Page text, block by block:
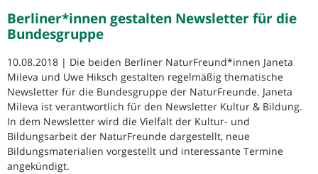
Berliner*innen gestalten Newsletter für die
Bundesgruppe
10.08.2018 | Die beiden Berliner NaturFreund*innen Janeta
Mileva und Uwe Hiksch gestalten regelmäßig thematische
Newsletter für die Bundesgruppe der NaturFreunde. Janeta
Mileva ist verantwortlich für den Newsletter Kultur & Bildung.
In dem Newsletter wird die Vielfalt der Kultur- und
Bildungsarbeit der NaturFreunde dargestellt, neue
Bildungsmaterialien vorgestellt und interessante Termine
angekündigt.